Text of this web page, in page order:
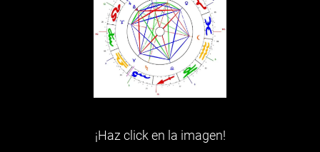
¡Haz click en la imagen!